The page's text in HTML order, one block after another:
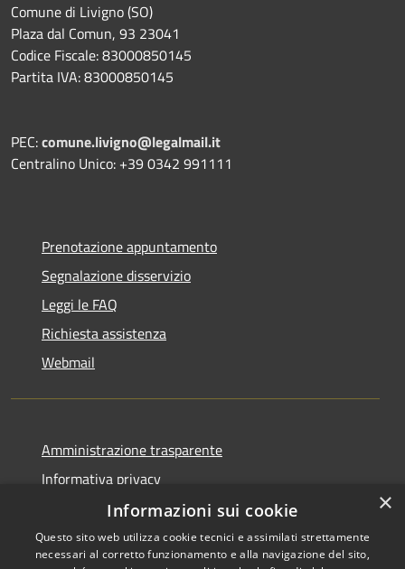
Comune di Livigno (SO)
Plaza dal Comun, 93 23041
Codice Fiscale: 83000850145
Partita IVA: 83000850145
PEC:comune.livigno@legalmail.it
Centralino Unico: +39 0342 991111
Prenotazione appuntamento
Segnalazione disservizio
Leggi le FAQ
Richiesta assistenza
Webmail
Amministrazione trasparente
Informativa privacy
Dichiarazione di accessibilità
×
Informazioni sui cookie
Questo sito web utilizza cookie tecnici e assimilati strettamente
necessari al corretto funzionamento e alla navigazione del sito,